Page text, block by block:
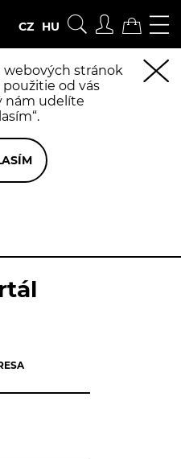
CZ HU
webových stránok
použitie od vás
nám udelíte